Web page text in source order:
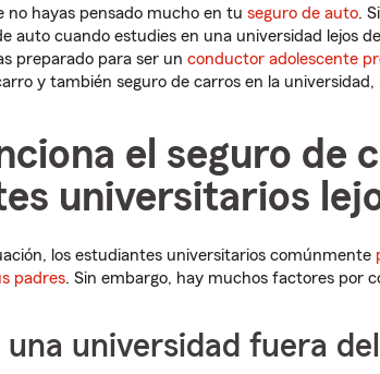
no hayas pensado mucho en tu seguro de auto.
auto cuando estudies en una universidad lejos
preparado para ser un conductor adolescente
y también seguro de carros en la universidad,
el seguro de
universitarios
los estudiantes universitarios comúnmente
padres. Sin embargo, hay muchos factores por
una universidad fuera